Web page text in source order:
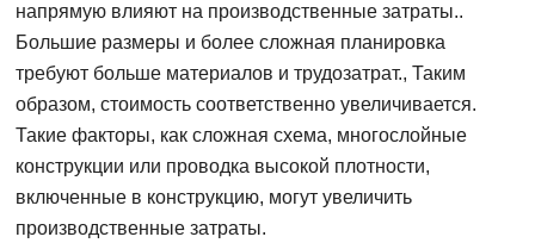
напрямую влияют на производственные затраты..
Большие размеры и более сложная планировка
требуют больше материалов и трудозатрат., Таким
образом, стоимость соответственно увеличивается.
Такие факторы, как сложная схема, многослойные
конструкции или проводка высокой плотности,
включенные в конструкцию, могут увеличить
производственные затраты.